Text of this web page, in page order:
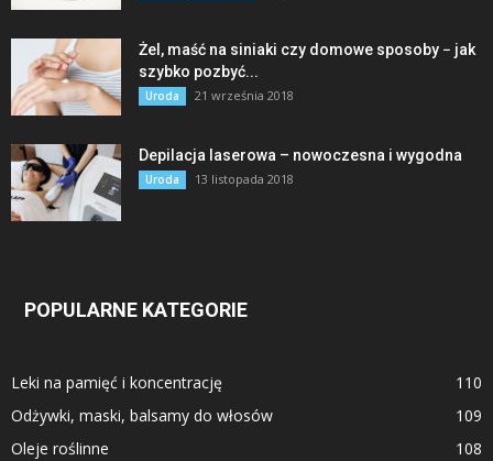
Żel, maść na siniaki czy domowe sposoby − jak
szybko pozbyć...
Uroda 21 września 2018
Depilacja laserowa – nowoczesna i wygodna
Uroda 13 listopada 2018
POPULARNE KATEGORIE
Leki na pamięć i koncentrację
110
Odżywki, maski, balsamy do włosów
109
Oleje roślinne
108